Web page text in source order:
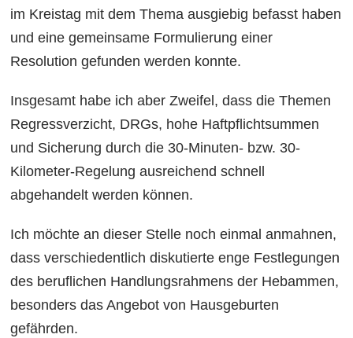
im Kreistag mit dem Thema ausgiebig befasst haben
und eine gemeinsame Formulierung einer
Resolution gefunden werden konnte.
Insgesamt habe ich aber Zweifel, dass die Themen
Regressverzicht, DRGs, hohe Haftpflichtsummen
und Sicherung durch die 30-Minuten- bzw. 30-
Kilometer-Regelung ausreichend schnell
abgehandelt werden können.
Ich möchte an dieser Stelle noch einmal anmahnen,
dass verschiedentlich diskutierte enge Festlegungen
des beruflichen Handlungsrahmens der Hebammen,
besonders das Angebot von Hausgeburten
gefährden.